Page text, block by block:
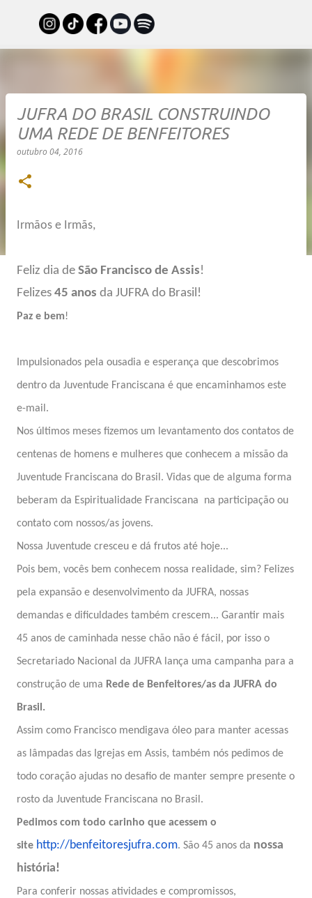
Pular para o conteúdo principal
JUFRA DO BRASIL CONSTRUINDO
UMA REDE DE BENFEITORES
outubro 04, 2016
Irmãos e Irmãs,
Feliz dia de São Francisco de Assis!
Felizes 45 anos da JUFRA do Brasil!
Paz e bem!
Impulsionados pela ousadia e esperança que descobrimos
dentro da Juventude Franciscana é que encaminhamos este
e-mail.
Nos últimos meses fizemos um levantamento dos contatos de
centenas de homens e mulheres que conhecem a missão da
Juventude Franciscana do Brasil. Vidas que de alguma forma
beberam da Espiritualidade Franciscana na participação ou
contato com nossos/as jovens.
Nossa Juventude cresceu e dá frutos até hoje...
Pois bem, vocês bem conhecem nossa realidade, sim? Felizes
pela expansão e desenvolvimento da JUFRA, nossas
demandas e dificuldades também crescem... Garantir mais
45 anos de caminhada nesse chão não é fácil, por isso o
Secretariado Nacional da JUFRA lança uma campanha para a
construção de uma Rede de Benfeitores/as da JUFRA do
Brasil.
Assim como Francisco mendigava óleo para manter acessas
as lâmpadas das Igrejas em Assis, também nós pedimos de
todo coração ajudas no desafio de manter sempre presente o
rosto da Juventude Franciscana no Brasil.
Pedimos com todo carinho que acessem o
site http://benfeitoresjufra.com. São 45 anos da nossa
história!
Para conferir nossas atividades e compromissos,